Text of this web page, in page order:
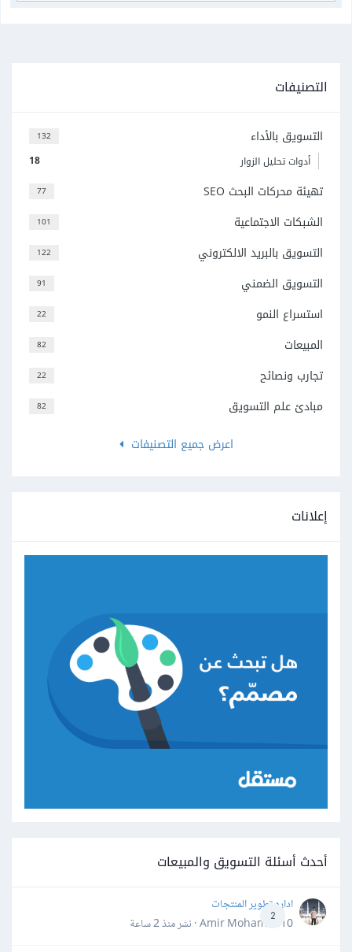
التصنيفات
132 التسويق بالأداء
18 أدوات تحليل الزوار
77 تهيئة محركات البحث SEO
101 الشبكات الاجتماعية
122 التسويق بالبريد الالكتروني
91 التسويق الضمني
22 استسراع النمو
82 المبيعات
22 تجارب ونصائح
82
مبادئ علم التسويق
اعرض جميع التصنيفات
إعلانات
أحدث أسئلة التسويق والمبيعات
2
اداره تطوير المنتجات
Amir Mohamed10 · نشر
منذ 2 ساعة